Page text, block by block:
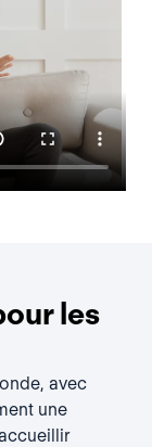
les
avec
une